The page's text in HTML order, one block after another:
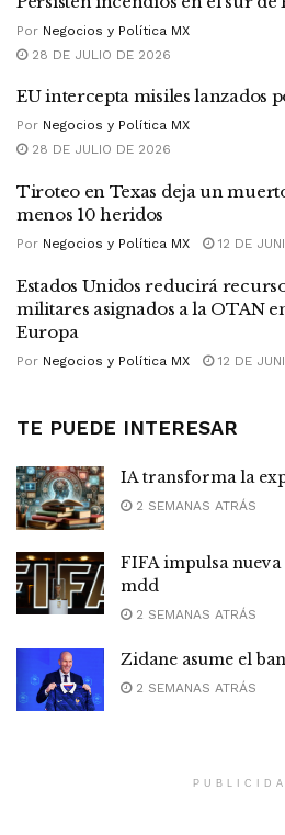
Por Negocios y Política MX
28 DE JULIO DE 2026
EU intercepta misiles lanzados
Por Negocios y Política MX
28 DE JULIO DE 2026
Tiroteo en Texas deja un
menos 10 heridos
Por Negocios y Política MX 12 DE
Estados Unidos reducirá
militares asignados a la OTAN
Europa
Por Negocios y Política MX 12 DE
TE PUEDE INTERESAR
IA transforma la
2 SEMANAS ATRÁS
FIFA impulsa
mdd
2 SEMANAS ATRÁS
Zidane asume el
2 SEMANAS ATRÁS